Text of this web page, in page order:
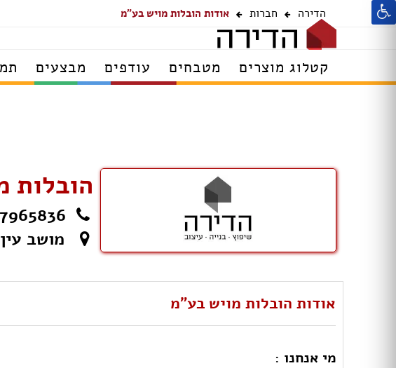
הדירה חברות אודות הובלות מויש בע"מ
קטלוג מוצרים מטבחים עודפים מבצעים
הובלות
מושב
אודות הובלות מויש בע"מ
מי אנחנו :